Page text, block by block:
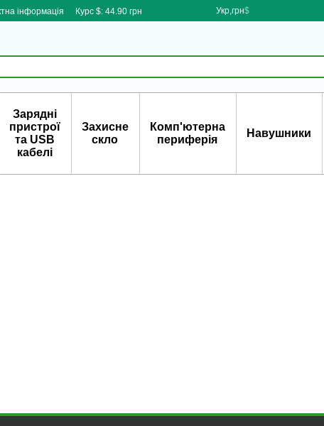
інформація Курс $: 44.90 грн Укр,грн$
Зарядні
пристрої
та USB
кабелі
Захисне
скло
Комп'ютерна
периферія
Навушники